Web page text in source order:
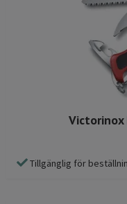
Victorinox
Tillgänglig för